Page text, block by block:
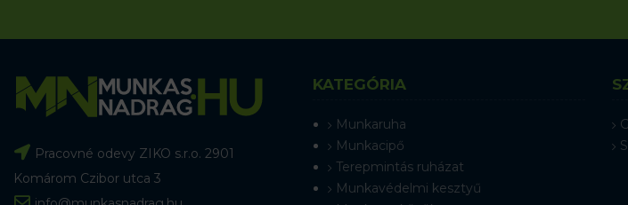
Pracovné odevy ZIKO s.r.o. 2901
Komárom Czibor utca 3
KATEGÓRIA
Munkaruha
Munkacipő
Terepmintás ruházat
Munkavédelmi kesztyű